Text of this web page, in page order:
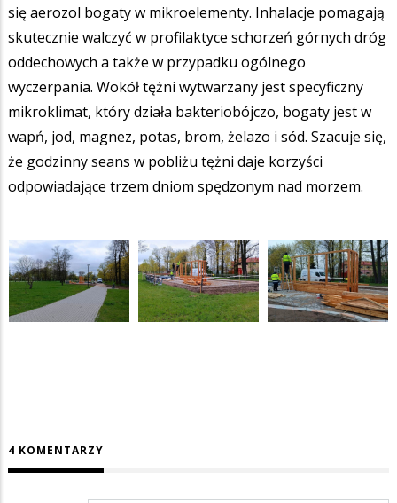
się aerozol bogaty w mikroelementy. Inhalacje pomagają
skutecznie walczyć w profilaktyce schorzeń górnych dróg
oddechowych a także w przypadku ogólnego
wyczerpania. Wokół tężni wytwarzany jest specyficzny
mikroklimat, który działa bakteriobójczo, bogaty jest w
wapń, jod, magnez, potas, brom, żelazo i sód. Szacuje się,
że godzinny seans w pobliżu tężni daje korzyści
odpowiadające trzem dniom spędzonym nad morzem.
4 KOMENTARZY